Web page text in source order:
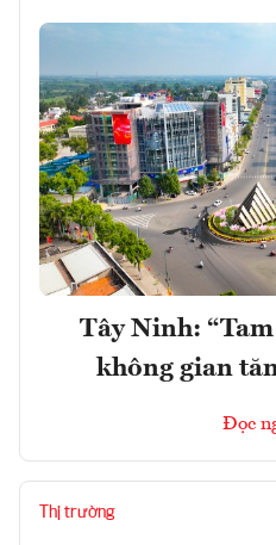
Tây Ninh:
không gian
Đọc
Thị trường